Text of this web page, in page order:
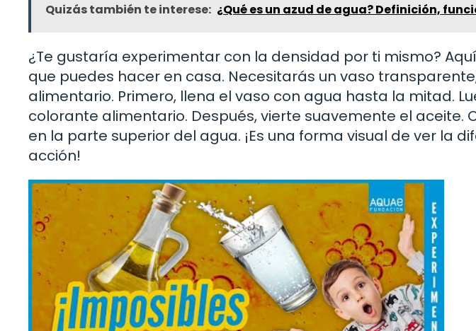
Quizás también te interese: ¿Qué es un azud de agua? Definición,
¿Te gustaría experimentar con la densidad por ti mismo?
que puedes hacer en casa. Necesitarás un vaso
alimentario. Primero, llena el vaso con agua hasta la mitad.
colorante alimentario. Después, vierte suavemente el aceite.
en la parte superior del agua. ¡Es una forma visual de ver la
acción!